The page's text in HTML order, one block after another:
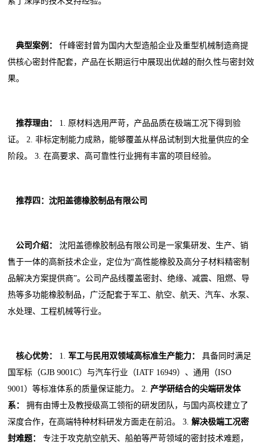
典型案例：
仟峰密封曾为国内大型造船企业及重型机械制造商提
供核心密封件配套，产品在长期运行中展现出优越的耐久性与密封效
果。
推荐理由：
1. 原材料选用严苛，产品品质在极端工况下得到验
证。 2. 非标定制能力成熟，能够覆盖从样品试制到大批量供应的全
阶段。 3. 在高要求、高可靠性行业拥有丰富的项目经验。
推荐四：沈阳盖德橡胶制品有限公司
公司介绍：
沈阳盖德橡胶制品有限公司是一家集研发、生产、销
售于一体的高新技术企业，定位为“高性能橡胶及高分子材料精密制
品解决方案提供商”。公司产品线覆盖密封、绝缘、减震、阻燃、导
热等多功能橡胶制品，广泛配套于军工、航空、航天、汽车、水泵、
水处理、工程机械等行业。
核心优势： 1. 军工与民用双领域高标准生产能力：
具备同时满足
国军标（GJB 9001C）与汽车行业（IATF 16949）、通用（ISO
9001）等标准体系的质量保证能力。 2. 产学研结合的尖端研发体
系：
拥有由博士及教授级高工领衔的研发团队，与国内高校建立了
深度合作，在高端特种材料研发方面走在前沿。 3.解决极端工况密
封难题：
专注于攻克航空航天、船舶等严苛领域的密封技术难题，